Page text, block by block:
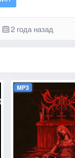
2 года назад
MP3